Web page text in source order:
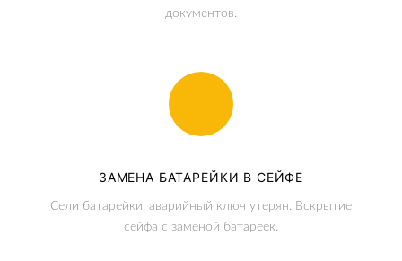
документов.
ЗАМЕНА БАТАРЕЙКИ В СЕЙФЕ
Сели батарейки, аварийный ключ утерян. Вскрытие
сейфа с заменой батареек.